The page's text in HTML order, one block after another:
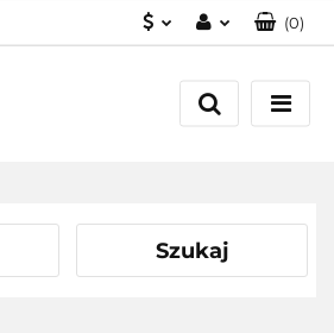
Zaloguj się
Załóż konto
(0)
Szukaj